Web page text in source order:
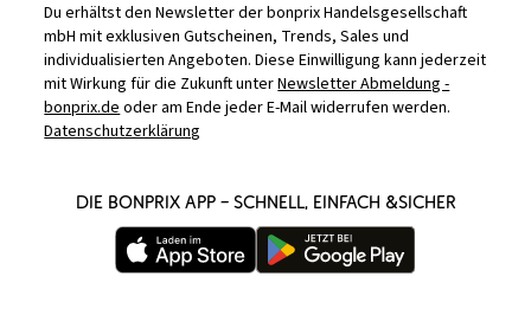
Du erhältst den Newsletter der bonprix Handelsgesellschaft
mbH mit exklusiven Gutscheinen, Trends, Sales und
individualisierten Angeboten. Diese Einwilligung kann jederzeit
mit Wirkung für die Zukunft unterNewsletter Abmeldung -
bonprix.deoder am Ende jeder E-Mail widerrufen werden.
Datenschutzerklärung
DIE BONPRIX APP – SCHNELL, EINFACH &SICHER